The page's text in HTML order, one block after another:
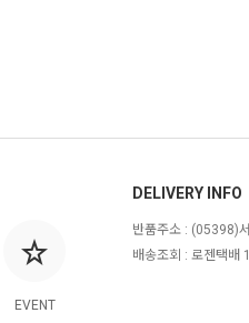
EVENT
DELIVERY INFO
반품주소 : (05398)
배송조회 : 로젠택배